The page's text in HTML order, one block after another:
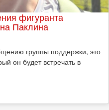
фигуранта
Паклина
группы поддержки, это
он будет встречать в